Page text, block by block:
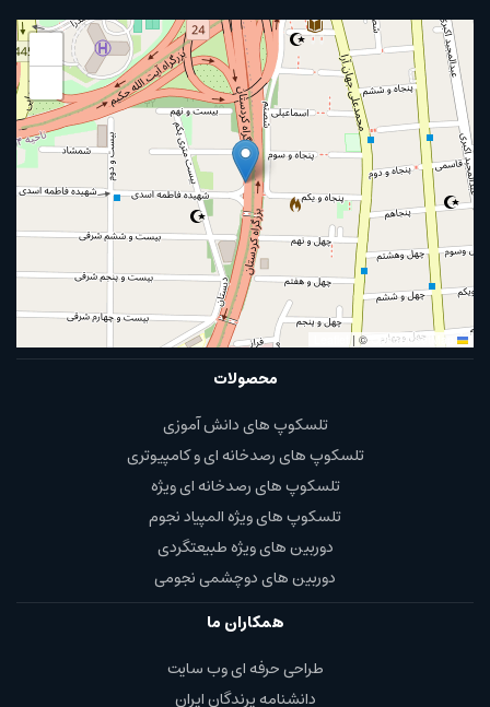
| © OpenStreetMap
محصولات
تلسکوپ های دانش آموزی
تلسکوپ های رصدخانه ای و کامپیوتری
تلسکوپ های رصدخانه ای ویژه
تلسکوپ های ویژه المپیاد نجوم
دوربین های ویژه طبیعتگردی
دوربین های دوچشمی نجومی
همکاران ما
طراحی حرفه ای وب سایت
دانشنامه پرندگان ایران